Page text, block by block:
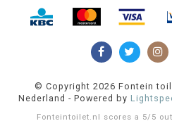
© Copyright 2026 Fontein
Nederland - Powered by
Fonteintoilet.nl scores a 5/ 5